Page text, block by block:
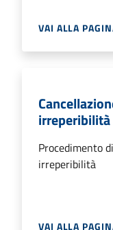
VAI ALLA
irreperibilità
Procedimento
irreperibilità
VAI ALLA